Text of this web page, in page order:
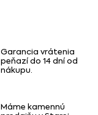
Garancia vrátenia
peňazí do 14 dní od
nákupu.
Máme kamennú